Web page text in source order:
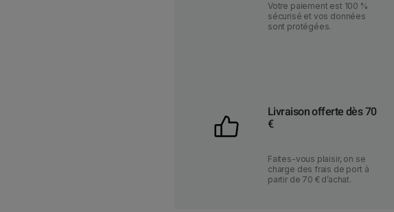
Votre paiement est 100 %
sécurisé et vos données
sont protégées.
Livraison offerte dès 70
€
Faites-vous plaisir, on se
charge des frais de port à
partir de 70 € d’achat.